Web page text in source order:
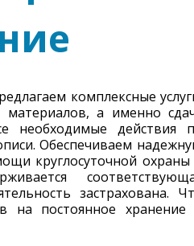
комплексные
материалов, а именно
необходимые действия
Обеспечиваем
круглосуточной охраны
застрахована.
на постоянное хранение